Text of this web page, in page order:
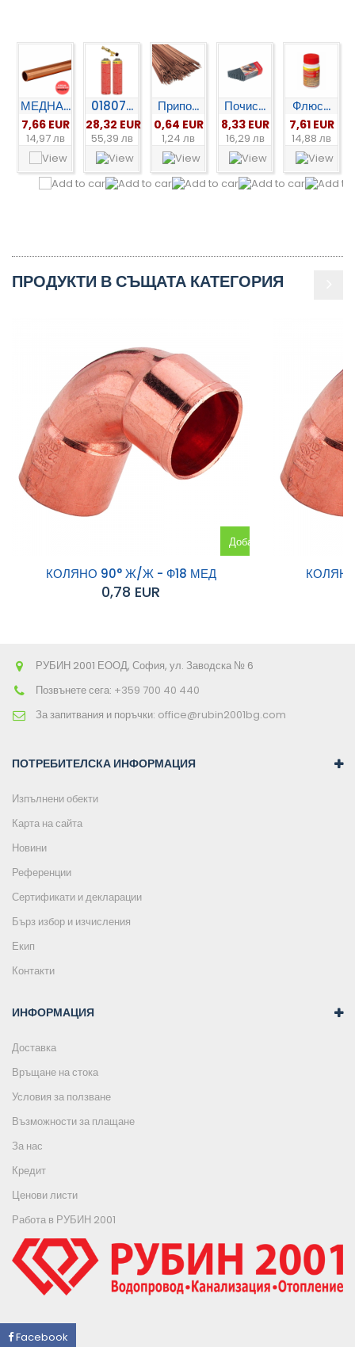
МЕДНА...
7,66 EUR
14,97 лв
01807...
28,32 EUR
55,39 лв
Припо...
0,64 EUR
1,24 лв
Почис...
8,33 EUR
16,29 лв
Флюс...
7,61 EUR
14,88 лв
ПРОДУКТИ В СЪЩАТА КАТЕГОРИЯ
Добавяне
КОЛЯНО 90° Ж/Ж - Ф18 МЕД
0,78 EUR
РУБИН 2001 ЕООД, София, ул. Заводска № 6
Позвънете сега: +359 700 40 440
За запитвания и поръчки: office@rubin2001bg.com
ПОТРЕБИТЕЛСКА ИНФОРМАЦИЯ
Изпълнени обекти
Карта на сайта
Новини
Референции
Сертификати и декларации
Бърз избор и изчисления
Екип
Контакти
ИНФОРМАЦИЯ
Доставка
Връщане на стока
Условия за ползване
Възможности за плащане
За нас
Кредит
Ценови листи
Работа в РУБИН 2001
Facebook